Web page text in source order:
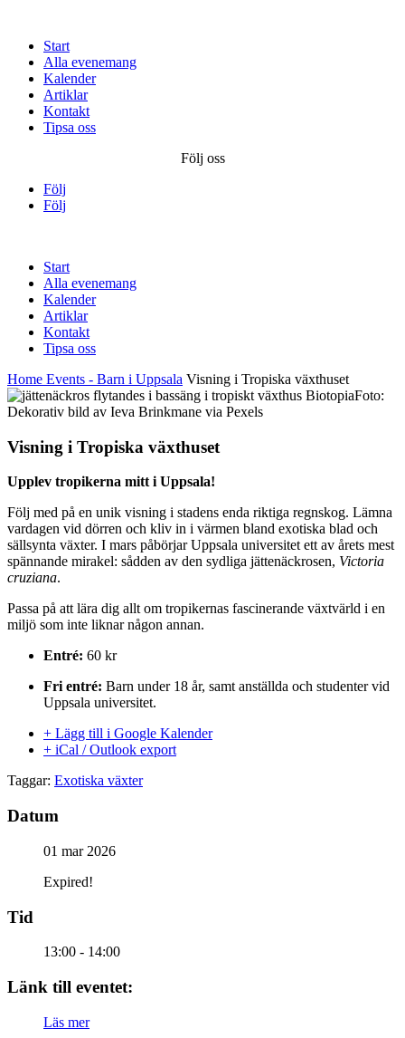
Start
Alla evenemang
Kalender
Artiklar
Kontakt
Tipsa oss
Följ oss
Följ
Följ
Start
Alla evenemang
Kalender
Artiklar
Kontakt
Tipsa oss
Home Events - Barn i Uppsala Visning i Tropiska växthuset
Foto:
Dekorativ bild av Ieva Brinkmane via Pexels
Visning i Tropiska växthuset
Upplev tropikerna mitt i Uppsala!
Följ med på en unik visning i stadens enda riktiga regnskog. Lämna
vardagen vid dörren och kliv in i värmen bland exotiska blad och
sällsynta växter. I mars påbörjar Uppsala universitet ett av årets mest
spännande mirakel: sådden av den sydliga jättenäckrosen, Victoria
cruziana.
Passa på att lära dig allt om tropikernas fascinerande växtvärld i en
miljö som inte liknar någon annan.
Entré: 60 kr
Fri entré: Barn under 18 år, samt anställda och studenter vid
Uppsala universitet.
+ Lägg till i Google Kalender
+ iCal / Outlook export
Taggar: Exotiska växter
Datum
01 mar 2026
Expired!
Tid
13:00 - 14:00
Länk till eventet:
Läs mer